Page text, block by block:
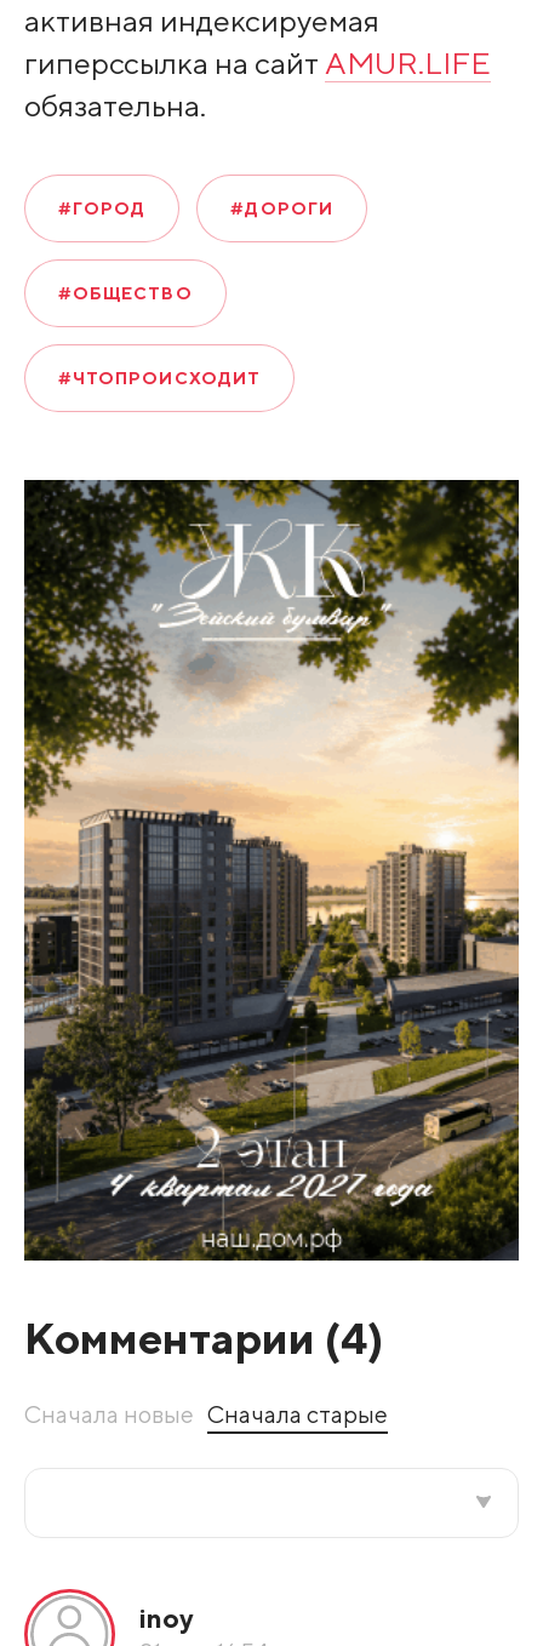
активная индексируемая
гиперссылка на сайт AMUR.LIFE
обязательна.
#ГОРОД #ДОРОГИ
#ОБЩЕСТВО
#ЧТОПРОИСХОДИТ
Комментарии (4)
Сначала новые Сначала старые
По рейтингу
inoy